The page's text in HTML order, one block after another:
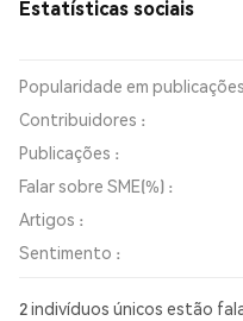
Estatísticas sociais
Popularidade em
Contribuidores :
Publicações :
Falar sobre SME(%) :
Artigos :
Sentimento :
2 indivíduos únicos estão